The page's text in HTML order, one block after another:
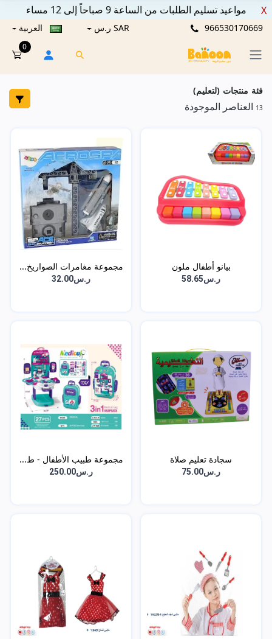
مواعيد تسليم الطلبات من الساعة 9 صباحاً إلى 12 مساء X
966530170669 SAR ر.س العربية
0
فئة منتجات (لتعليم)
13 العناصر الموجودة
بيانو أطفال ملون
ر.س58.65
مجموعة مغامرات الصواريخ...
ر.س32.00
سجادة تعليم صلاة
ر.س75.00
مجموعة طبيب الأطفال - ط...
ر.س250.00